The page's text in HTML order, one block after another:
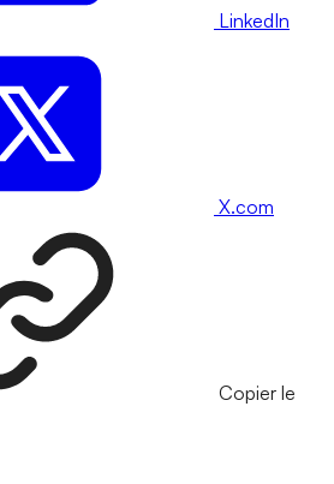
LinkedIn
X.com
Copier le